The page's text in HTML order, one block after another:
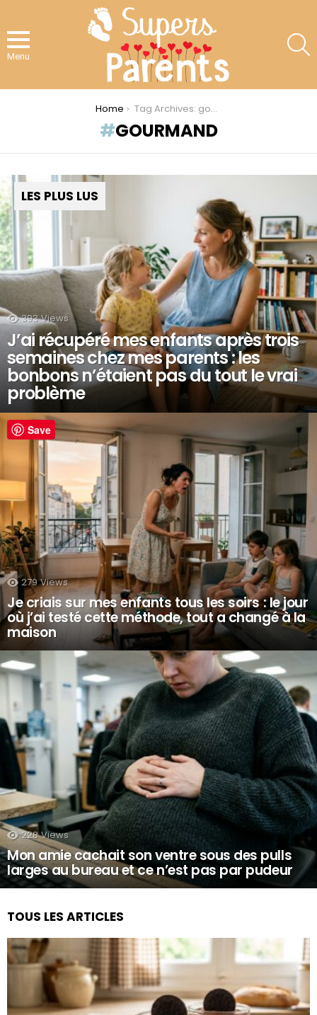
Menu
Home Tag Archives: gourmand
GOURMAND
LES PLUS LUS
393 Views
J’ai récupéré mes enfants après trois
semaines chez mes parents : les
bonbons n’étaient pas du tout le vrai
problème
279 Views
Je criais sur mes enfants tous les soirs : le jour
où j’ai testé cette méthode, tout a changé à la
maison
228 Views
Mon amie cachait son ventre sous des pulls
larges au bureau et ce n’est pas par pudeur
TOUS LES ARTICLES
Save